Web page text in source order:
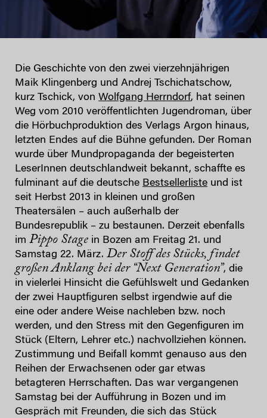
Die Geschichte von den zwei vierzehnjährigen
Maik Klingenberg und Andrej Tschichatschow,
kurz Tschick, von Wolfgang Herrndorf, hat seinen
Weg vom 2010 veröffentlichten Jugendroman, über
die Hörbuchproduktion des Verlags Argon hinaus,
letzten Endes auf die Bühne gefunden. Der Roman
wurde über Mundpropaganda der begeisterten
LeserInnen deutschlandweit bekannt, schaffte es
fulminant auf die deutsche Bestsellerliste und ist
seit Herbst 2013 in kleinen und großen
Theatersälen – auch außerhalb der
Bundesrepublik – zu bestaunen. Derzeit ebenfalls
im Pippo Stage in Bozen am Freitag 21. und
Samstag 22. März. Der Stoff des Stücks, findet
großen Anklang bei der “Next Generation”, die
in vielerlei Hinsicht die Gefühlswelt und Gedanken
der zwei Hauptfiguren selbst irgendwie auf die
eine oder andere Weise nachleben bzw. noch
werden, und den Stress mit den Gegenfiguren im
Stück (Eltern, Lehrer etc.) nachvollziehen können.
Zustimmung und Beifall kommt genauso aus den
Reihen der Erwachsenen oder gar etwas
betagteren Herrschaften. Das war vergangenen
Samstag bei der Aufführung in Bozen und im
Gespräch mit Freunden, die sich das Stück